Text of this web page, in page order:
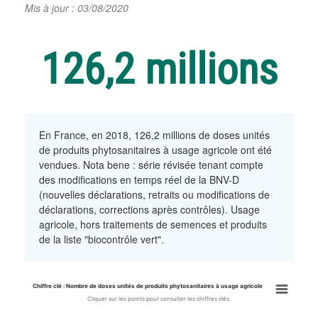
Mis à jour : 03/08/2020
126,2 millions
En France, en 2018, 126,2 millions de doses unités
de produits phytosanitaires à usage agricole ont été
vendues. Nota bene : série révisée tenant compte
des modifications en temps réel de la BNV-D
(nouvelles déclarations, retraits ou modifications de
déclarations, corrections après contrôles). Usage
agricole, hors traitements de semences et produits
de la liste "biocontrôle vert".
Chiffre clé : Nombre de
Chiffre clé : Nombre de doses unités de produits phytosanitaires à usage agricole
Cliquer sur les points pour consulter les chiffres clés.